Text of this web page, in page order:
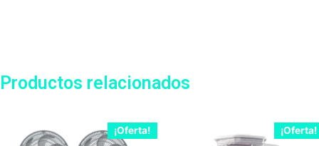
Productos relacionados
¡Oferta! ¡Oferta!